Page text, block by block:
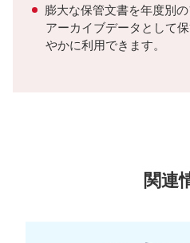
膨大な保管文書を年度別
アーカイブデータとして
やかに利用できます。
関連